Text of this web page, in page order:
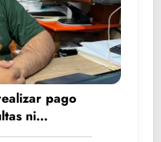
pago
ni